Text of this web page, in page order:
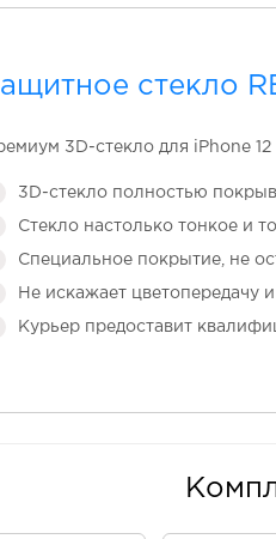
стекло
3D-стекло для iPhone
3D-стекло полностью
Стекло настолько тонкое и
Специальное покрытие, не
Не искажает цветопередачу
Курьер предоставит